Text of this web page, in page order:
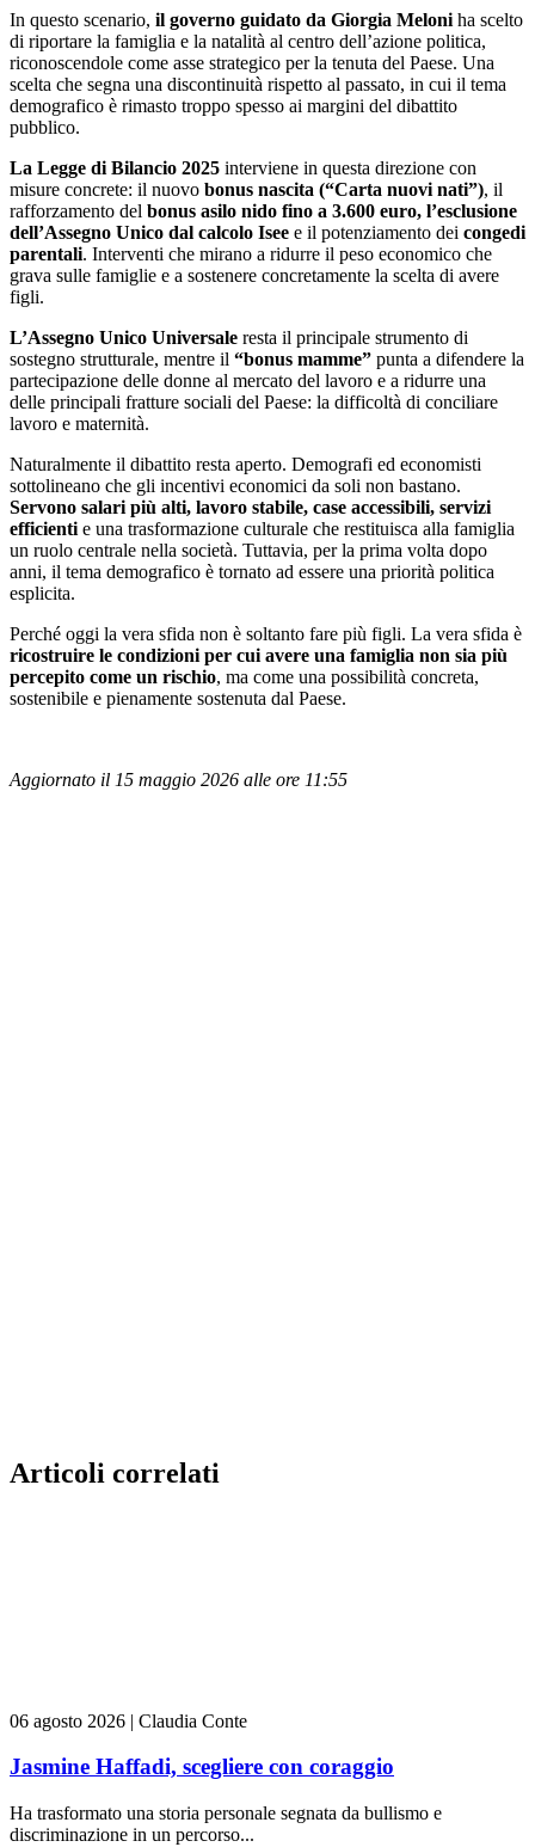
In questo scenario, il governo guidato da Giorgia Meloni ha scelto
di riportare la famiglia e la natalità al centro dell’azione politica,
riconoscendole come asse strategico per la tenuta del Paese. Una
scelta che segna una discontinuità rispetto al passato, in cui il tema
demografico è rimasto troppo spesso ai margini del dibattito
pubblico.
La Legge di Bilancio 2025 interviene in questa direzione con
misure concrete: il nuovo bonus nascita (“Carta nuovi nati”), il
rafforzamento del bonus asilo nido fino a 3.600 euro, l’esclusione
dell’Assegno Unico dal calcolo Isee e il potenziamento dei congedi
parentali. Interventi che mirano a ridurre il peso economico che
grava sulle famiglie e a sostenere concretamente la scelta di avere
figli.
L’Assegno Unico Universale resta il principale strumento di
sostegno strutturale, mentre il “bonus mamme” punta a difendere la
partecipazione delle donne al mercato del lavoro e a ridurre una
delle principali fratture sociali del Paese: la difficoltà di conciliare
lavoro e maternità.
Naturalmente il dibattito resta aperto. Demografi ed economisti
sottolineano che gli incentivi economici da soli non bastano.
Servono salari più alti, lavoro stabile, case accessibili, servizi
efficienti e una trasformazione culturale che restituisca alla famiglia
un ruolo centrale nella società. Tuttavia, per la prima volta dopo
anni, il tema demografico è tornato ad essere una priorità politica
esplicita.
Perché oggi la vera sfida non è soltanto fare più figli. La vera sfida è
ricostruire le condizioni per cui avere una famiglia non sia più
percepito come un rischio, ma come una possibilità concreta,
sostenibile e pienamente sostenuta dal Paese.
Aggiornato il 15 maggio 2026 alle ore 11:55
Articoli correlati
06 agosto 2026 | Claudia Conte
Jasmine Haffadi, scegliere con coraggio
Ha trasformato una storia personale segnata da bullismo e
discriminazione in un percorso...